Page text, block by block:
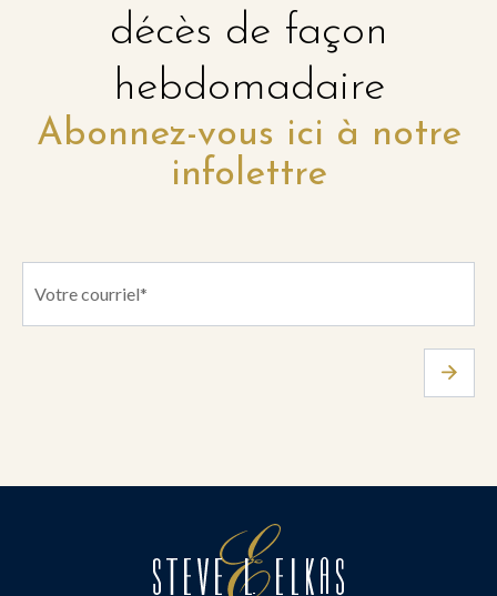
décès de façon
hebdomadaire
Abonnez-vous ici à notre
infolettre